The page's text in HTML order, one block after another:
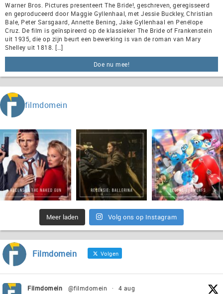
Warner Bros. Pictures presenteert The Bride!, geschreven, geregisseerd
en geproduceerd door Maggie Gyllenhaal, met Jessie Buckley, Christian
Bale, Peter Sarsgaard, Annette Bening, Jake Gyllenhaal en Penélope
Cruz. De film is geïnspireerd op de klassieker The Bride of Frankenstein
uit 1935, die op zijn beurt een bewerking is van de roman van Mary
Shelley uit 1818. […]
Doe nu mee!
filmdomein
Meer laden Volg ons op Instagram
Filmdomein Volgen
Filmdomein @filmdomein ·
4 aug